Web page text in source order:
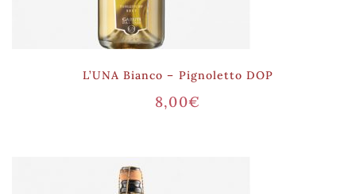
L’UNA Bianco – Pignoletto DOP
8,00€